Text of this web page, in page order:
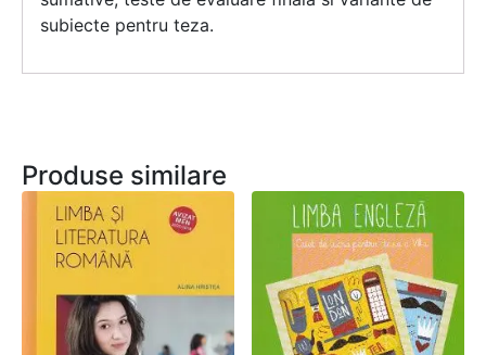
subiecte pentru teza.
Produse similare